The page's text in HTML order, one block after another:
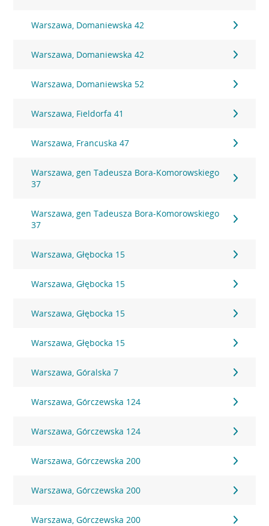
Warszawa, Domaniewska 42
Warszawa, Domaniewska 42
Warszawa, Domaniewska 52
Warszawa, Fieldorfa 41
Warszawa, Francuska 47
Warszawa, gen Tadeusza Bora-Komorowskiego
37
Warszawa, gen Tadeusza Bora-Komorowskiego
37
Warszawa, Głębocka 15
Warszawa, Głębocka 15
Warszawa, Głębocka 15
Warszawa, Głębocka 15
Warszawa, Góralska 7
Warszawa, Górczewska 124
Warszawa, Górczewska 124
Warszawa, Górczewska 200
Warszawa, Górczewska 200
Warszawa, Górczewska 200